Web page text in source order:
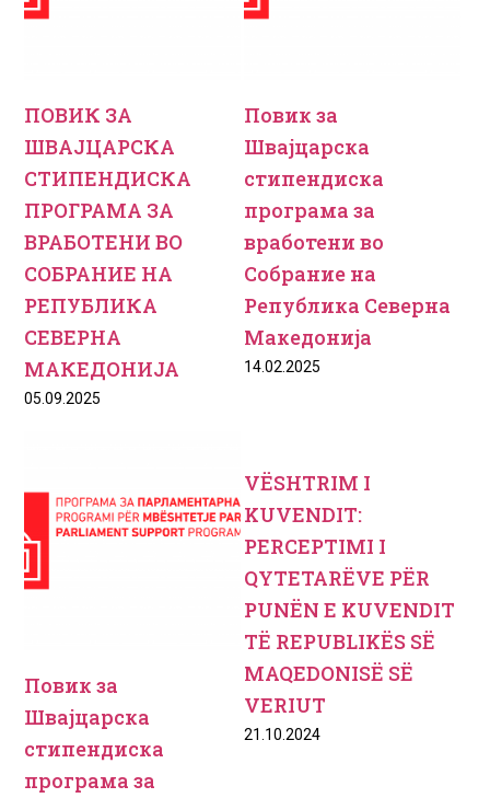
ПОВИК ЗА
ШВАЈЦАРСКА
СТИПЕНДИСКА
ПРОГРАМА ЗА
ВРАБОТЕНИ ВО
СОБРАНИЕ НА
РЕПУБЛИКА
СЕВЕРНА
МАКЕДОНИЈА
05.09.2025
Повик за
Швајцарска
стипендиска
програма за
вработени во
Собрание на
Република Северна
Македонија
14.02.2025
Повик за
Швајцарска
стипендиска
програма за
VËSHTRIM I
KUVENDIT:
PERCEPTIMI I
QYTETARËVE PËR
PUNËN E KUVENDIT
TË REPUBLIKËS SË
MAQEDONISË SË
VERIUT
21.10.2024